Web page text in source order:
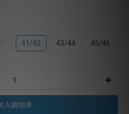
41/42 43/44 45/46
入購物車